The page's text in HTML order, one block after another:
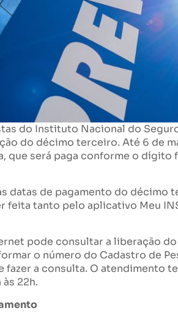
do Instituto Nacional do
do décimo terceiro. Até 6 de
que será paga conforme o dígito
datas de pagamento do décimo
feita tanto pelo aplicativo Meu
pode consultar a liberação
o número do Cadastro de
fazer a consulta. O atendimento
22h.